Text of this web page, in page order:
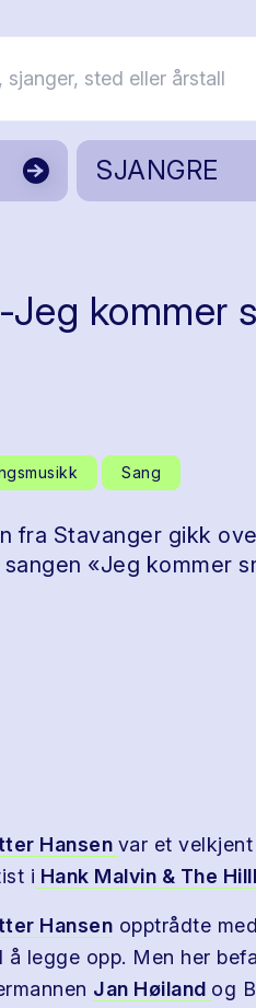
SJANGRE
kommer
Sang
fra Stavanger gikk
«Jeg kommer
Hansen var et
i Hank Malvin & The
Hansen opptrådte med
å legge opp. Men her
Jan Høiland og